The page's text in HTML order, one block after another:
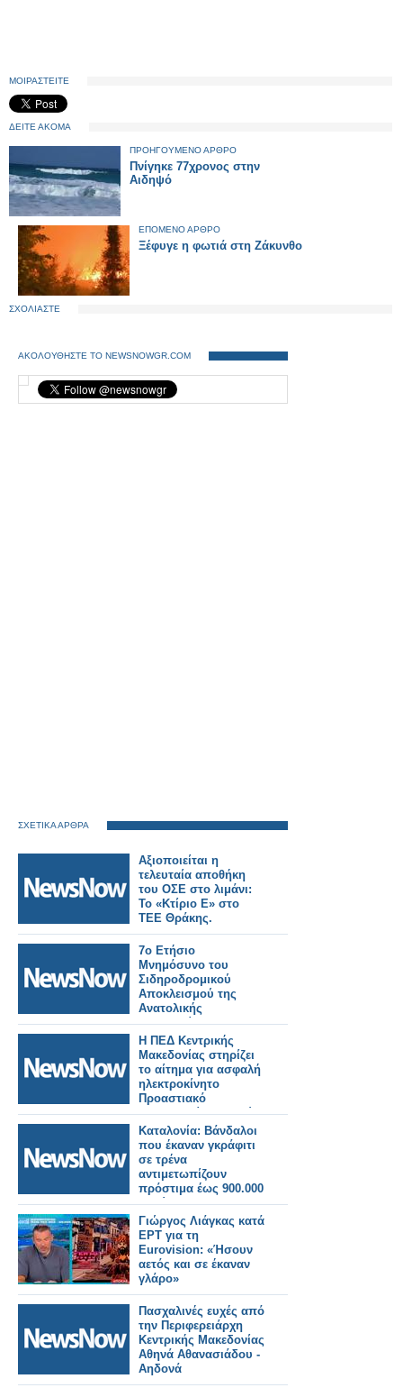
ΜΟΙΡΑΣΤΕΙΤΕ
ΔΕΙΤΕ ΑΚΟΜΑ
ΠΡΟΗΓΟΥΜΕΝΟ ΑΡΘΡΟ
Πνίγηκε 77χρονος στην
Αιδηψό
ΕΠΟΜΕΝΟ ΑΡΘΡΟ
Ξέφυγε η φωτιά στη Ζάκυνθο
ΣΧΟΛΙΑΣΤΕ
ΑΚΟΛΟΥΘΗΣΤΕ ΤΟ NEWSNOWGR.COM
ΣΧΕΤΙΚΑ ΑΡΘΡΑ
Αξιοποιείται η
τελευταία αποθήκη
του ΟΣΕ στο λιμάνι:
Το «Κτίριο Ε» στο
ΤΕΕ Θράκης.
7ο Ετήσιο
Μνημόσυνο του
Σιδηροδρομικού
Αποκλεισμού της
Ανατολικής
Μακεδονίας και
Θράκης.
Η ΠΕΔ Κεντρικής
Μακεδονίας στηρίζει
το αίτημα για ασφαλή
ηλεκτροκίνητο
Προαστιακό
Θεσσαλονίκη–Πλατύ–
Έδεσσα.
Καταλονία: Βάνδαλοι
που έκαναν γκράφιτι
σε τρένα
αντιμετωπίζουν
πρόστιμα έως 900.000
ευρώ!
Γιώργος Λιάγκας κατά
ΕΡΤ για τη
Eurovision: «Ήσουν
αετός και σε έκαναν
γλάρο»
Πασχαλινές ευχές από
την Περιφερειάρχη
Κεντρικής Μακεδονίας
Αθηνά Αθανασιάδου -
Αηδονά